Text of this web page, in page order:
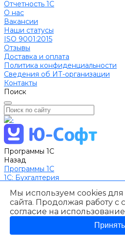
Отчетность 1С
О нас
Вакансии
Наши статусы
ISO 9001:2015
Отзывы
Доставка и оплата
Политика конфиденциальности
Сведения об ИТ-организации
Контакты
Поиск
Программы 1С
Назад
Программы 1С
1C: Бухгалтерия
1С Управление торговлей
1С Комплексная автоматизация
1С:ERP Управление
1С Управление нашей фирмой
Мы используем cookies
сайта. Продолжая работу с
согласие на использование
Принять